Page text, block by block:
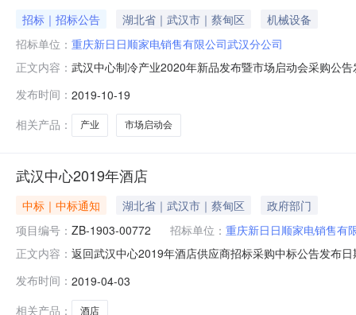
招标｜招标公告 湖北省｜武汉市｜蔡甸区
机械设备
招标单位： 重庆新日日顺家电销售有限公司武汉分公司
正文内容： 武汉中心制冷产业2020年新品发布暨市场启动会采购公
名称及数量：请点击左下角物资明细表查看。二、投标
发布时间： 2019-10-19
相关产品：
产业 市场启动会
武汉中心2019年酒店
中标｜中标通知 湖北省｜武汉市｜蔡甸区
政府部门
项目编号： ZB-1903-00772 招标单位： 重庆新日日顺家电销售有
正文内容： 返回武汉中心2019年酒店供应商招标采购中标公告发布
中心2019年酒店供应商招标中标单位：武汉友谊国际大
府饭店；武
发布时间： 2019-04-03
相关产品：
酒店